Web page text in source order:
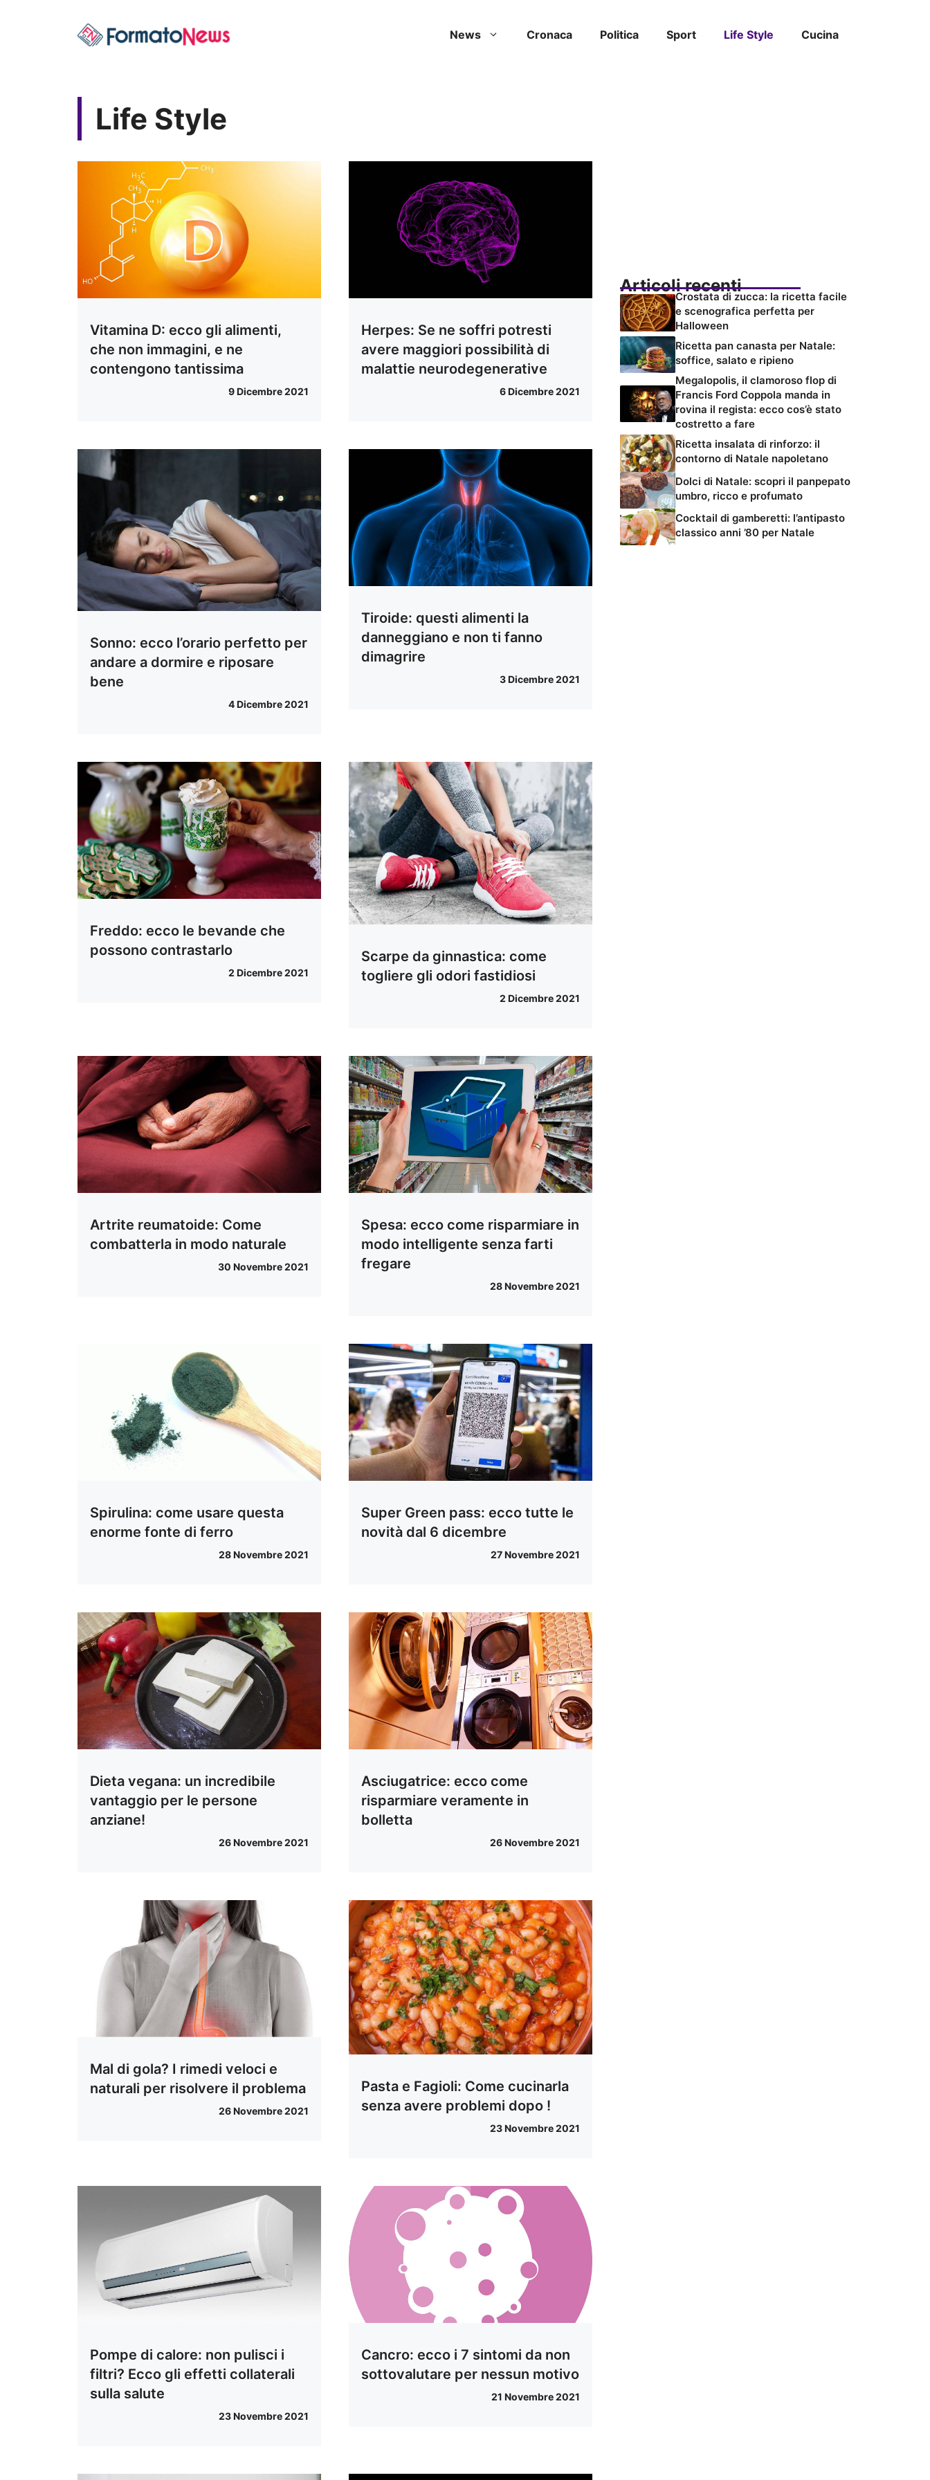
News Cronaca Politica Sport Life Style Cucina
Life Style
Vitamina D: ecco gli alimenti,
che non immagini, e ne
contengono tantissima
9 Dicembre 2021
Herpes: Se ne soffri potresti
avere maggiori possibilità di
malattie neurodegenerative
6 Dicembre 2021
Sonno: ecco l’orario perfetto per
andare a dormire e riposare
bene
4 Dicembre 2021
Tiroide: questi alimenti la
danneggiano e non ti fanno
dimagrire
3 Dicembre 2021
Freddo: ecco le bevande che
possono contrastarlo
2 Dicembre 2021
Scarpe da ginnastica: come
togliere gli odori fastidiosi
2 Dicembre 2021
Artrite reumatoide: Come
combatterla in modo naturale
30 Novembre 2021
Spesa: ecco come risparmiare in
modo intelligente senza farti
fregare
28 Novembre 2021
Spirulina: come usare questa
enorme fonte di ferro
28 Novembre 2021
Super Green pass: ecco tutte le
novità dal 6 dicembre
27 Novembre 2021
Dieta vegana: un incredibile
vantaggio per le persone
anziane!
26 Novembre 2021
Asciugatrice: ecco come
risparmiare veramente in
bolletta
26 Novembre 2021
Mal di gola? I rimedi veloci e
naturali per risolvere il problema
26 Novembre 2021
Pasta e Fagioli: Come cucinarla
senza avere problemi dopo !
23 Novembre 2021
Pompe di calore: non pulisci i
filtri? Ecco gli effetti collaterali
sulla salute
23 Novembre 2021
Cancro: ecco i 7 sintomi da non
sottovalutare per nessun motivo
21 Novembre 2021
Articoli recenti
Crostata di zucca: la ricetta facile
e scenografica perfetta per
Halloween
Ricetta pan canasta per Natale:
soffice, salato e ripieno
Megalopolis, il clamoroso flop di
Francis Ford Coppola manda in
rovina il regista: ecco cos’è stato
costretto a fare
Ricetta insalata di rinforzo: il
contorno di Natale napoletano
Dolci di Natale: scopri il panpepato
umbro, ricco e profumato
Cocktail di gamberetti: l’antipasto
classico anni ’80 per Natale